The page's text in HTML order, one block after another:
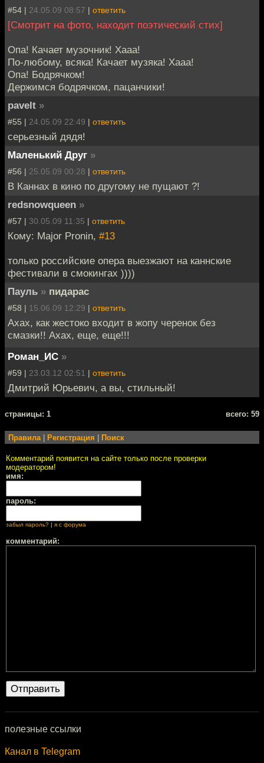
#54 | 24.05.09 08:57 | ответить
[Смотрит на фото, находит поэтический стих]
Опа! Качает музочник! Хааа!
По-любому, всяка! Качает музяка! Хааа!
Опа! Бодрячком!
Держимся бодрячком, пацанчики!
pavelt »
#55 | 24.05.09 22:49 | ответить
серьезный дядя!
Маленький Друг »
#56 | 25.05.09 00:28 | ответить
В Каннах в кино по другому не пущают ?!
redsnowqueen »
#57 | 30.05.09 11:35 | ответить
Кому: Major Pronin, #13
только российские опера выезжают на каннские
фестивали в смокингах ))))
Пауль » пидарас
#58 | 15.06.09 12:29 | ответить
Ахах, как жестоко входит в жопу черенок без
смазки!! Ахах, еще, еще!!!
Роман_ИС »
#59 | 23.03.12 02:51 | ответить
Дмитрий Юрьевич, а вы, стильный!
cтраницы: 1 всего: 59
Правила | Регистрация | Поиск
Комментарий появится на сайте только после проверки
модератором!
имя:
пароль:
забыл пароль? | я с форума
комментарий:
полезные ссылки
Канал в Telegram